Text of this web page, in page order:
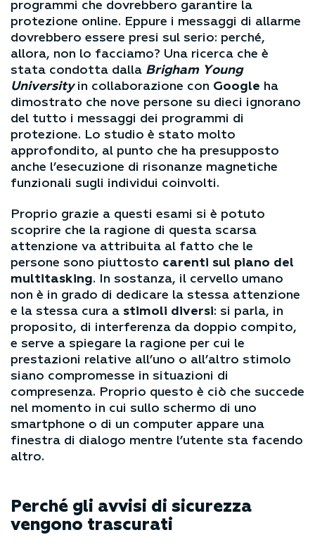
programmi che dovrebbero garantire la
protezione online. Eppure i messaggi di allarme
dovrebbero essere presi sul serio: perché,
allora, non lo facciamo? Una ricerca che è
stata condotta dalla Brigham Young
Universityin collaborazione con Google ha
dimostrato che nove persone su dieci ignorano
del tutto i messaggi dei programmi di
protezione. Lo studio è stato molto
approfondito, al punto che ha presupposto
anche l’esecuzione di risonanze magnetiche
funzionali sugli individui coinvolti.
Proprio grazie a questi esami si è potuto
scoprire che la ragione di questa scarsa
attenzione va attribuita al fatto che le
persone sono piuttosto carenti sul piano del
multitasking. In sostanza, il cervello umano
non è in grado di dedicare la stessa attenzione
e la stessa cura a stimoli diversi: si parla, in
proposito, di interferenza da doppio compito,
e serve a spiegare la ragione per cui le
prestazioni relative all’uno o all’altro stimolo
siano compromesse in situazioni di
compresenza. Proprio questo è ciò che succede
nel momento in cui sullo schermo di uno
smartphone o di un computer appare una
finestra di dialogo mentre l’utente sta facendo
altro.
Perché gli avvisi di sicurezza
vengono trascurati